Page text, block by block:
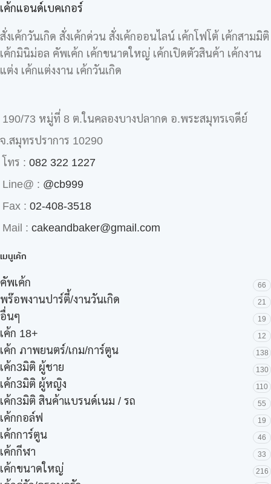
เค้กแอนด์เบคเกอร์
สั่งเค้กวันเกิด สั่งเค้กด่วน สั่งเค้กออนไลน์ เค้กโฟโต้ เค้กสามมิติ
เค้กมินิม่อล คัพเค้ก เค้กขนาดใหญ่ เค้กเปิดตัวสินค้า เค้กงาน
แต่ง เค้กแต่งงาน เค้กวันเกิด
190/73 หมู่ที่ 8 ต.ในคลองบางปลากด อ.พระสมุทรเจดีย์
จ.สมุทรปราการ 10290
โทร : 082 322 1227
Line@ : @cb999
Fax : 02-408-3518
Mail : cakeandbaker@gmail.com
เมนูเค้ก
คัพเค้ก 66
พร๊อพงานปาร์ตี้/งานวันเกิด 21
อื่นๆ 19
เค้ก 18+ 12
เค้ก ภาพยนตร์/เกม/การ์ตูน 138
เค้ก3มิติ ผู้ชาย 130
เค้ก3มิติ ผู้หญิง 110
เค้ก3มิติ สินค้าแบรนด์เนม / รถ 55
เค้กกอล์ฟ 19
เค้กการ์ตูน 46
เค้กกีฬา 33
เค้กขนาดใหญ่ 216